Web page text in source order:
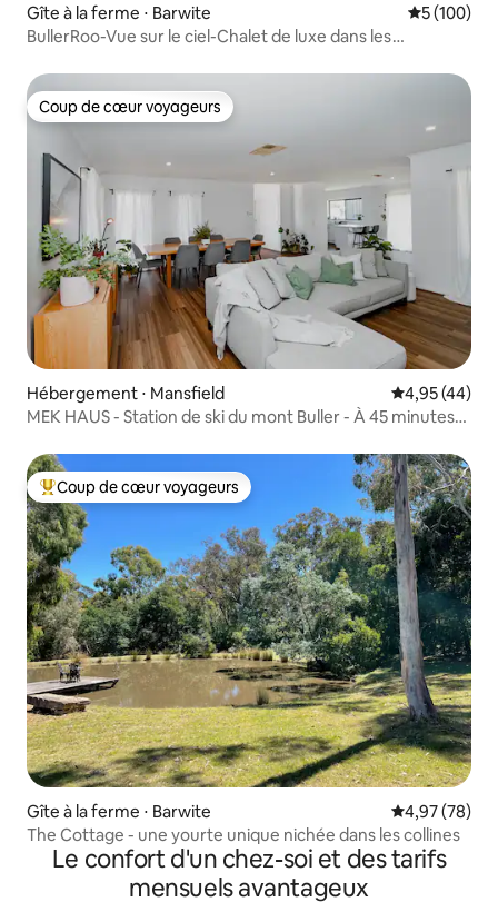
Gîte à la ferme ⋅ Barwite Évaluation
5 (100)
BullerRoo-Vue sur le ciel-Chalet de luxe dans les
Coup de cœur voyageurs
Coup de cœur voyageurs
Hébergement ⋅ Mansfield Évaluation
4,95 (44)
MEK HAUS - Station de ski du mont Buller - À 45 minutes
Coups de cœur voyageurs les plus appréciés
Coup de cœur voyageurs
Gîte à la ferme ⋅ Barwite Évaluation
4,97 (78)
The Cottage - une yourte unique nichée dans les collines
Le confort d'un chez-soi et des tarifs
mensuels avantageux